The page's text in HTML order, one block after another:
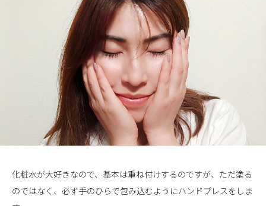
化粧水が大好きなので、基本は重ね付けするのですが、ただ塗る
のではなく、必ず手のひらで包み込むようにハンドプレスをしま